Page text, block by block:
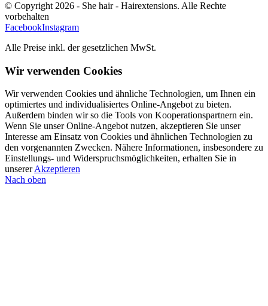
© Copyright 2026 - She hair - Hairextensions. Alle Rechte
vorbehalten
FacebookInstagram
Alle Preise inkl. der gesetzlichen MwSt.
Wir verwenden Cookies
Wir verwenden Cookies und ähnliche Technologien, um Ihnen ein
optimiertes und individualisiertes Online-Angebot zu bieten.
Außerdem binden wir so die Tools von Kooperationspartnern ein.
Wenn Sie unser Online-Angebot nutzen, akzeptieren Sie unser
Interesse am Einsatz von Cookies und ähnlichen Technologien zu
den vorgenannten Zwecken. Nähere Informationen, insbesondere zu
Einstellungs- und Widerspruchsmöglichkeiten, erhalten Sie in
unsererAkzeptieren
Nach oben